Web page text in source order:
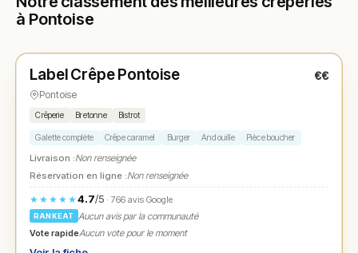
à Pontoise
★ N° 1
Label Crêpe Pontoise €€
Pontoise
Crêperie Bretonne Bistrot
Galette complète Crêpe caramel Burger Andouille Pièce boucher
Livraison :Non renseignée
Réservation en ligne :Non renseignée
★★★★★4.7/5· 766 avis Google
RANKEAT
Aucun avis par la communauté
Vote rapideAucun vote pour le moment